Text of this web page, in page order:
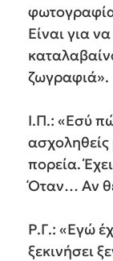
Είναι για
ζωγραφιά».
Ι.Π.: «Εσύ
ασχοληθείς
πορεία.
Όταν… Αν
Ρ.Γ.: «Εγώ
ξεκινήσει